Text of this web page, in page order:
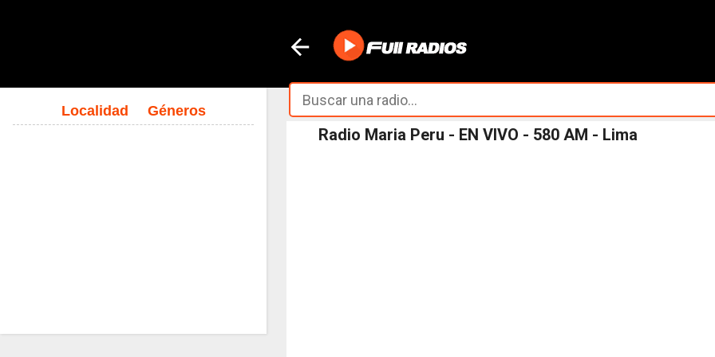
Radio Maria Peru - EN VIVO - 580 AM - Lima
Localidad Géneros